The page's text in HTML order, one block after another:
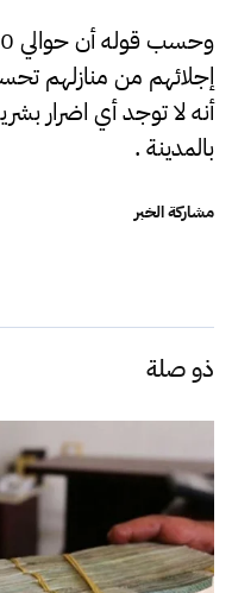
إجلائهم من منازلهم
أنه لا توجد أي اضرار
بالمدينة .
مشاركة الخبر
ذو صلة